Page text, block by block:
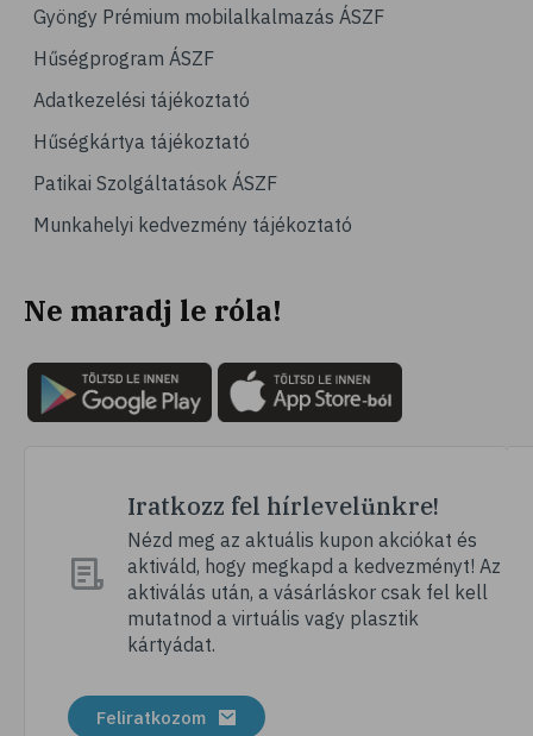
Gyöngy Prémium mobilalkalmazás ÁSZF
Hűségprogram ÁSZF
Adatkezelési tájékoztató
Hűségkártya tájékoztató
Patikai Szolgáltatások ÁSZF
Munkahelyi kedvezmény tájékoztató
Ne maradj le róla!
Iratkozz fel hírlevelünkre!
Nézd meg az aktuális kupon akciókat és
aktiváld, hogy megkapd a kedvezményt! Az
aktiválás után, a vásárláskor csak fel kell
mutatnod a virtuális vagy plasztik
kártyádat.
Feliratkozom